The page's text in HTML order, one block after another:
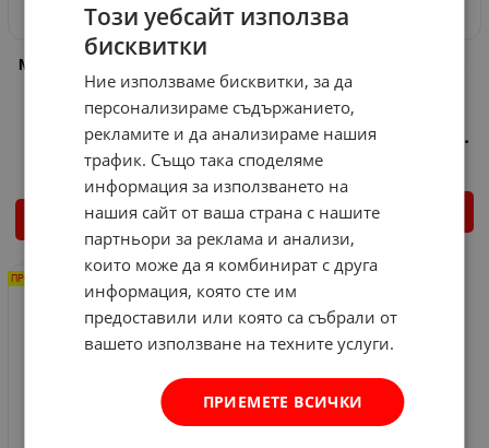
Мотофреза GD17 M Gardenia
Арт.№: 541012
524.07 €
470.00 € / 919.24 лв.
КУПИ
-ДЯСНА
Арт.№: 27269
4.09 € 3.22 € лв.
КУПИ
ПРОМО -12%
Този уебсайт използва
бисквитки
Ние използваме бисквитки, за да
персонализираме съдържанието,
рекламите и да анализираме нашия
трафик. Също така споделяме
информация за използването на
нашия сайт от ваша страна с нашите
партньори за реклама и анализи,
които може да я комбинират с друга
информация, която сте им
предоставили или която са събрали от
вашето използване на техните услуги.
ПРИЕМЕТЕ ВСИЧКИ